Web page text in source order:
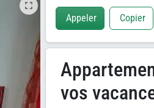
Appeler Copier
vos